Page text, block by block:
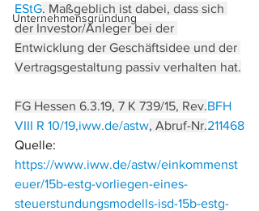
Unternehmensgründung
EStG. Maßgeblich ist dabei, dass sich
der Investor/Anleger bei der
Entwicklung der Geschäftsidee und der
Vertragsgestaltung passiv verhalten hat.
FG Hessen 6.3.19, 7 K 739/15, Rev.BFH
VIII R 10/19,iww.de/astw, Abruf-Nr.211468
Quelle:
https://www.iww.de/astw/einkommenst
euer/15b-estg-vorliegen-eines-
steuerstundungsmodells-isd-15b-estg-